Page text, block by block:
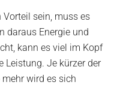
sein, muss es
daraus Energie und
kann es viel im Kopf
Leistung. Je kürzer der
wird es sich